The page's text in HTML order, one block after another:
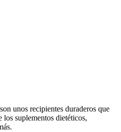
unos recipientes duraderos que
los suplementos dietéticos,